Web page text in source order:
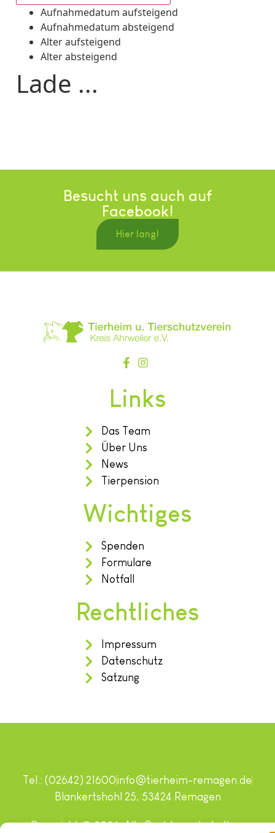
Aufnahmedatum aufsteigend
Aufnahmedatum absteigend
Alter aufsteigend
Alter absteigend
Lade ...
Besucht uns auch auf
Facebook!
Hier lang!
Links
Das Team
Über Uns
News
Tierpension
Wichtiges
Spenden
Formulare
Notfall
Rechtliches
Impressum
Datenschutz
Satzung
Copyright © 2024. Alle Rechte vorbehalten.
Tel.: (02642) 21600info@tierheim-remagen.de
Blankertshohl 25, 53424 Remagen